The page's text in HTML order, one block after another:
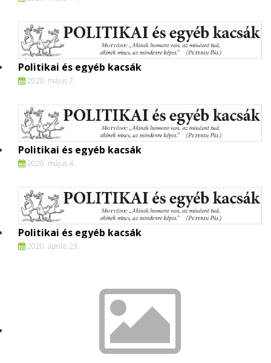
Politikai és egyéb kacsák
2020. május 7.
Politikai és egyéb kacsák
2020. május 4.
Politikai és egyéb kacsák
2020. április 23.